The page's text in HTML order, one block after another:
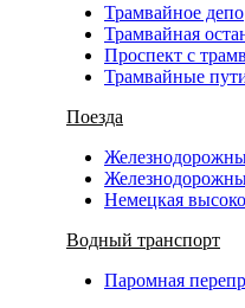
Трамвайное депо
Трамвайная
Проспект с
Трамвайные
Поезда
Немецкая
Водный транспорт
Паромная